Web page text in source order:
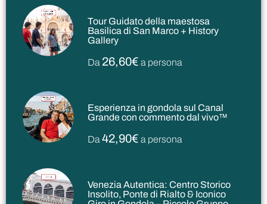
Tour Guidato della maestosa
Basilica di San Marco + History
Gallery
Da 26,60€ a persona
Esperienza in gondola sul Canal
Grande con commento dal vivo™
Da42,90€ a persona
Venezia Autentica: Centro Storico
Insolito, Ponte di Rialto & Iconico